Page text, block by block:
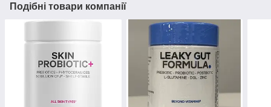
Подібні товари компанії